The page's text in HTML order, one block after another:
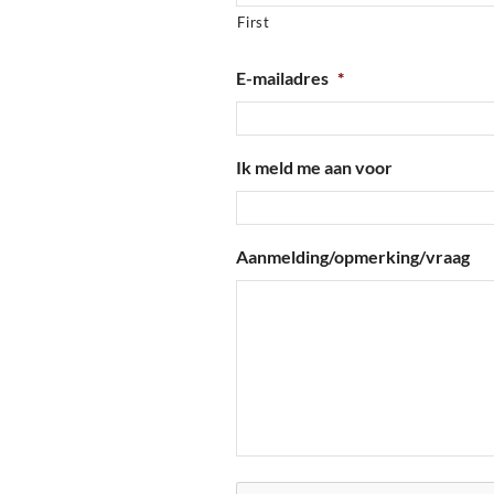
First
E-mailadres *
Ik meld me aan voor
Aanmelding/opmerking/vraag